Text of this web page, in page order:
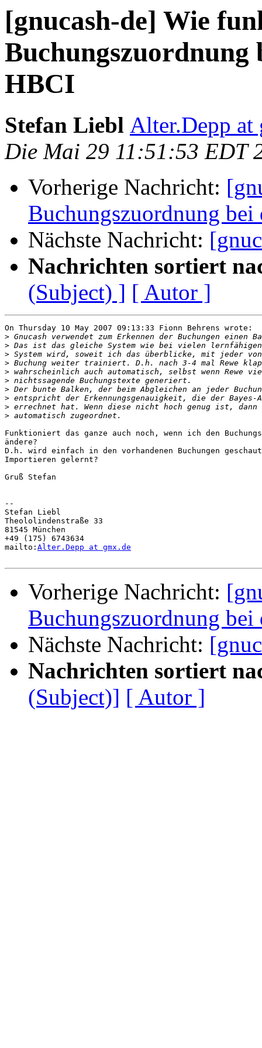
[gnucash-de] Wie
Buchungszuordnung
HBCI
Stefan Liebl Alter.Depp at
Die Mai 29 11:51:53 EDT
Vorherige Nachricht:
Buchungszuordnung
Nächste Nachricht:
Nachrichten sortiert
(Subject) ] [ Autor ]
On Thursday 10 May 2007 09:13:33 Fionn Behrens wrote:
>
>
>
>
>
>
>
>
>
>
Funktioniert das ganze auch noch, wenn ich den
ändere?
D.h. wird einfach in den vorhandenen Buchungen
Importieren gelernt?
Gruß Stefan
--
Stefan Liebl
Theololindenstraße 33
81545 München
+49 (175) 6743634
mailto: Alter.Depp at gmx.de
Vorherige Nachricht:
Buchungszuordnung
Nächste Nachricht:
Nachrichten sortiert
(Subject)] [ Autor ]